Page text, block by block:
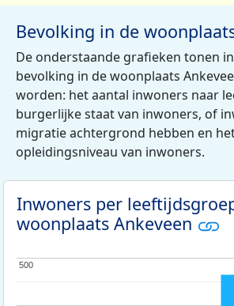
Bevolking in de
De onderstaande grafieken tonen
bevolking in de woonplaats
worden: het aantal inwoners naar
burgerlijke staat van inwoners, of
migratie achtergrond hebben en
opleidingsniveau van inwoners.
Inwoners per
woonplaats Ankeveen
500
500